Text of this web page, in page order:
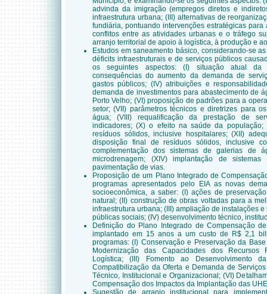
advinda da imigração (empregos diretos e
infraestrutura urbana; (III) alternativas de
fundiária, pontuando intervenções estratégicas
conflitos entre as atividades urbanas e o tráfego
arranjo territorial de apoio à logística, à produção e
Estudos em saneamento básico, considerando-se
déficits infraestruturais e de serviços públicos
os seguintes aspectos: (I) situação atual da
consequências do aumento da demanda de
gastos públicos; (IV) atribuições e
demanda de investimentos para abastecimento de
Porto Velho; (VI) proposição de padrões para a
setor; (VII) parâmetros técnicos e diretrizes para
água; (VIII) requalificação da prestação de
indicadores; (X) o efeito na saúde da
resíduos sólidos, inclusive hospitalares; (XII)
disposição final de resíduos sólidos, inclusive
complementação dos sistemas de galerias de
microdrenagem; (XIV) implantação de
sistemas
pavimentação de vias.
Proposição de um Plano Integrado de
programas apresentados pelo EIA as novas
socioeconômica, a saber: (I) ações de
natural; (II) construção de obras voltadas para a
infraestrutura urbana; (III) ampliação de instalações
públicas sociais; (IV) desenvolvimento técnico,
Definição do Plano Integrado de Compensação
implantado em 15 anos a um custo de R$ 2,1
programas: (I) Conservação e Preservação da
Modernização das Capacidades dos Recursos
Logística; (III) Fomento ao Desenvolvimento
Compatibilização da Oferta e Demanda de
Técnico, Institucional e Organizacional; (VI)
Compensação dos Impactos da Implantação das
Sugestão de arranjo institucional para